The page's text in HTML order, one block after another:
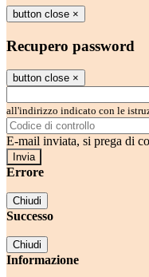
button close ×
Recupero password
button close ×
all'indirizzo indicato con le
E-mail inviata, si prega di
Errore
Chiudi
Successo
Chiudi
Informazione